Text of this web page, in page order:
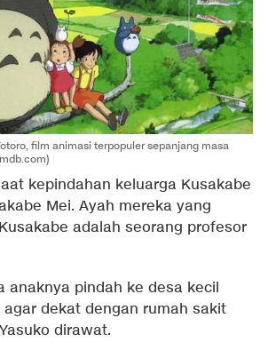
film animasi terpopuler sepanjang masa
kepindahan keluarga Kusakabe
Mei. Ayah mereka yang
adalah seorang profesor
anaknya pindah ke desa kecil
agar dekat dengan rumah sakit
dirawat.